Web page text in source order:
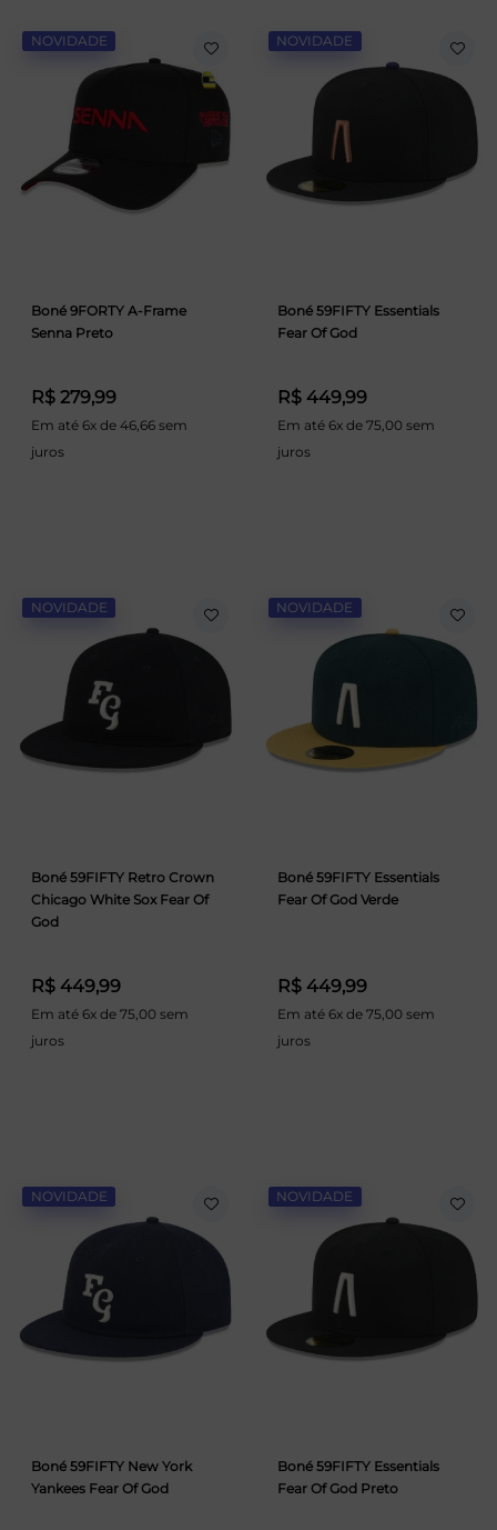
NOVIDADE
Boné 9FORTY A-Frame
Senna Preto
R$ 279,99
Em até 6x de 46,66 sem
juros
NOVIDADE
Boné 59FIFTY Essentials
Fear Of God
R$ 449,99
Em até 6x de 75,00 sem
juros
NOVIDADE
Boné 59FIFTY Retro Crown
Chicago White Sox Fear Of
God
R$ 449,99
Em até 6x de 75,00 sem
juros
NOVIDADE
Boné 59FIFTY Essentials
Fear Of God Verde
R$ 449,99
Em até 6x de 75,00 sem
juros
NOVIDADE
Boné 59FIFTY New York
Yankees Fear Of God
NOVIDADE
Boné 59FIFTY Essentials
Fear Of God Preto